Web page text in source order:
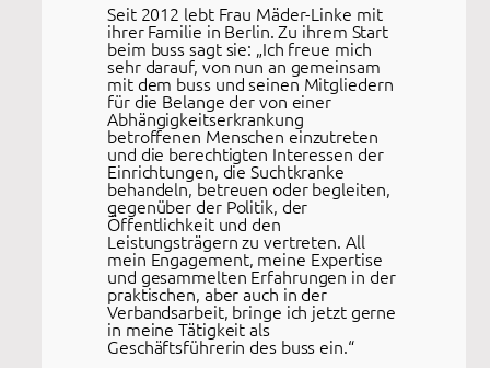
Seit 2012 lebt Frau Mäder-Linke mit
ihrer Familie in Berlin. Zu ihrem Start
beim buss sagt sie: „Ich freue mich
sehr darauf, von nun an gemeinsam
mit dem buss und seinen Mitgliedern
für die Belange der von einer
Abhängigkeitserkrankung
betroffenen Menschen einzutreten
und die berechtigten Interessen der
Einrichtungen, die Suchtkranke
behandeln, betreuen oder begleiten,
gegenüber der Politik, der
Öffentlichkeit und den
Leistungsträgern zu vertreten. All
mein Engagement, meine Expertise
und gesammelten Erfahrungen in der
praktischen, aber auch in der
Verbandsarbeit, bringe ich jetzt gerne
in meine Tätigkeit als
Geschäftsführerin des buss ein.“